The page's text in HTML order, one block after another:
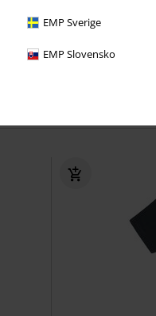
EMP Sverige
EMP Slovensko